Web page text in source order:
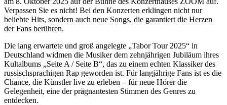
Verpassen Sie es nicht! Bei den Konzerten erklingen nicht nur
beliebte Hits, sondern auch neue Songs, die garantiert die Herzen
der Fans berühren.
Die lang erwartete und groß angelegte „Tabor Tour 2025“ in
Deutschland widmen die Musiker dem zehnjährigen Jubiläum ihres
Kultalbums „Seite A / Seite B“, das zu einem echten Klassiker des
russischsprachigen Rap geworden ist. Für langjährige Fans ist es die
Chance, die Künstler live zu erleben – für neue Hörer die
Gelegenheit, eine der prägnantesten Stimmen des Genres zu
entdecken.